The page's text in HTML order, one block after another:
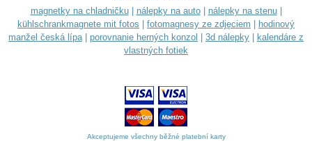
magnetky na chladničku| nálepky na auto| nálepky na stenu|
kühlschrankmagnete mit fotos
fotomagnesy ze zdjęciem
hodinový
manžel česká lípa| porovnanie herných konzol 3d nálepky
kalendáre z
vlastných fotiek
Akceptujeme všechny běžné platební karty